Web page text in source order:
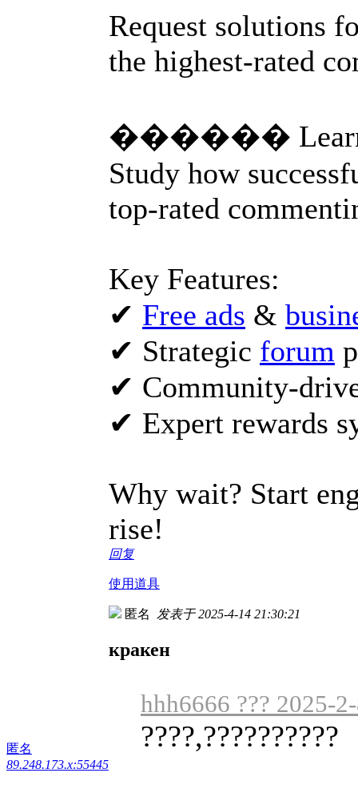
Request solutions
the highest-rated
������ Learn
Study how
top-rated
Key Features:
✔ Free ads &
✔ Strategic forum
✔ Community-
✔ Expert rewards
Why wait? Start
rise!
回复
使用道具
匿名
89.248.173.x:55445
匿名 发表于 2025-4-14 21:30:21
кракен
hhh6666 ??? 2025-
????,??????????